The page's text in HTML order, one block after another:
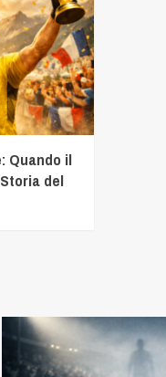
Quando il
del